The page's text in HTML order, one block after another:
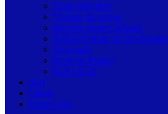
Toate articolele
Viziune de primar
Resurse pentru primarii
Politici Urbane & Guvernanta
Dialoguri
Profil de Primar
Podcast-uri
Stiri
Oferte
Despre noi